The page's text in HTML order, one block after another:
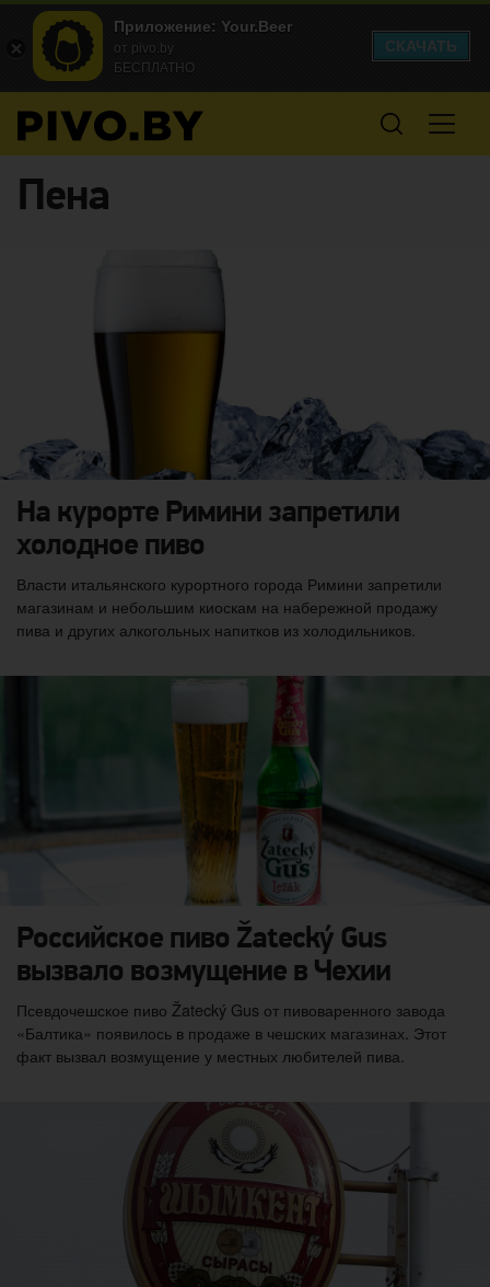
Пена
На курорте Римини запретили
холодное пиво
Власти итальянского курортного города Римини запретили
магазинам и небольшим киоскам на набережной продажу
пива и других алкогольных напитков из холодильников.
Российское пиво Žatecký Gus
вызвало возмущение в Чехии
Псевдочешское пиво Žatecký Gus от пивоваренного завода
«Балтика» появилось в продаже в чешских магазинах. Этот
факт вызвал возмущение у местных любителей пива.
Приложение: Your.Beer
от pivo.by
БЕСПЛАТНО
СКАЧАТЬ